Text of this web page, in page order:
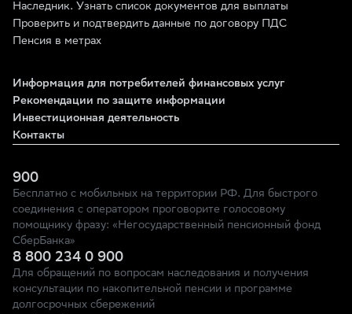
Наследник. Узнать список документов для выплаты
Проверить и подтвердить данные по договору ПДС
Пенсия в метрах
Информация для потребителей финансовых услуг
Рекомендации по защите информации
Инвестиционная деятельность
Контакты
900
Бесплатно с мобильных на территории РФ. Для быстрого
соединения с оператором проговорите голосовому
помощнику фразу: «Негосударственный пенсионный фонд
СберБанка»
8 800 234 0 900
Для обращений по вопросам наследования и получения
консультации по накопительной пенсии и программе
долгосрочных сбережений